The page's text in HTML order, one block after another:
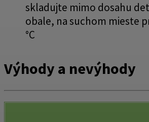
skladujte mimo dosahu
obale, na suchom mieste
°C
Výhody a nevýhody